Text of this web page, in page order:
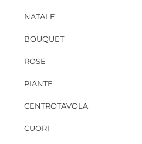
NATALE
BOUQUET
ROSE
PIANTE
CENTROTAVOLA
CUORI